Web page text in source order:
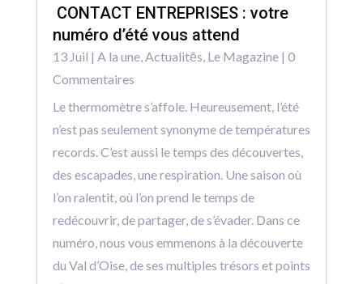
CONTACT ENTREPRISES : votre
numéro d’été vous attend
13 Juil | A la une,Actualitēs, Le Magazine| 0
Commentaires
Le thermomètre s’affole. Heureusement, l’été
n’est pas seulement synonyme de températures
records. C’est aussi le temps des découvertes,
des escapades, une respiration. Une saison où
l’on ralentit, où l’on prend le temps de
redécouvrir, de partager, de s’évader. Dans ce
numéro, nous vous emmenons à la découverte
du Val d’Oise, de ses multiples trésors et points